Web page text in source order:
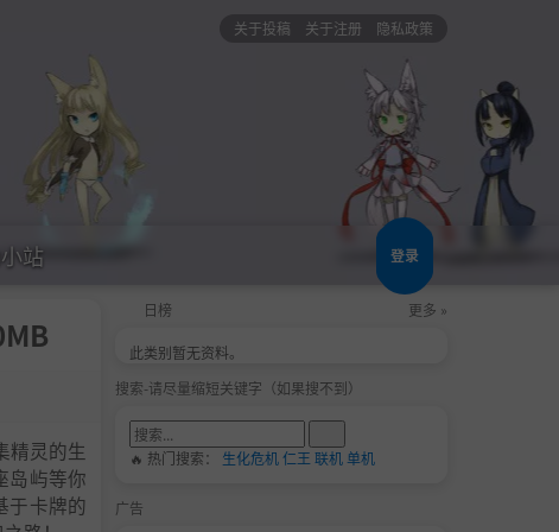
关于投稿 关于注册 隐私政策
站 登录
精灵的生
岛屿等你
于卡牌的
日榜 更多 »
此类别暂无资料。
搜索-请尽量缩短关键字（如果搜不到）
🔥 热门搜索： 生化危机仁王 联机单机
广告